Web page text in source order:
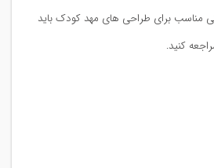
مناسب برای طراحی های مهد کودک باید
کنید.